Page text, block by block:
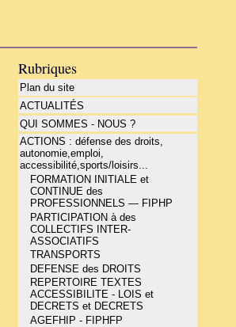
Rubriques
Plan du site
ACTUALITÉS
QUI SOMMES - NOUS ?
ACTIONS : défense des droits,
autonomie,emploi,
accessibilité,sports/loisirs...
FORMATION INITIALE et
CONTINUE des
PROFESSIONNELS — FIPHP
PARTICIPATION à des
COLLECTIFS INTER-
ASSOCIATIFS
TRANSPORTS
DEFENSE des DROITS
REPERTOIRE TEXTES
ACCESSIBILITE - LOIS et
DECRETS et DECRETS
AGEFHIP - FIPHFP